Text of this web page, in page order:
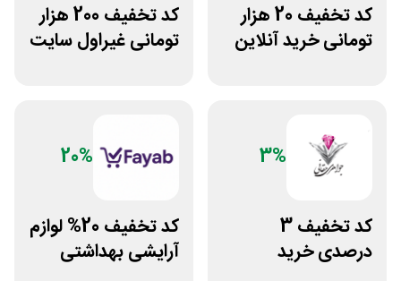
کد تخفیف 20 هزار
تومانی خرید آنلاین
کد تخفیف 200 هزار
تومانی غیراول سایت
3%
کد تخفیف 3
درصدی خرید
20%
کد تخفیف 20% لوازم
آرایشی بهداشتی